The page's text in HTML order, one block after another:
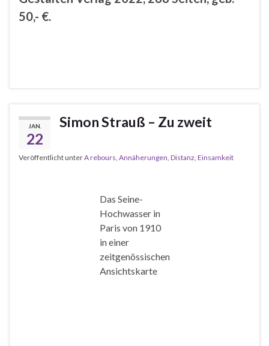
50,- €.
JAN.
22
Simon Strauß – Zu zweit
Veröffentlicht unterA rebours Annäherungen Distanz Einsamkeit
Das Seine-
Hochwasser in
Paris von 1910
in einer
zeitgenössischen
Ansichtskarte